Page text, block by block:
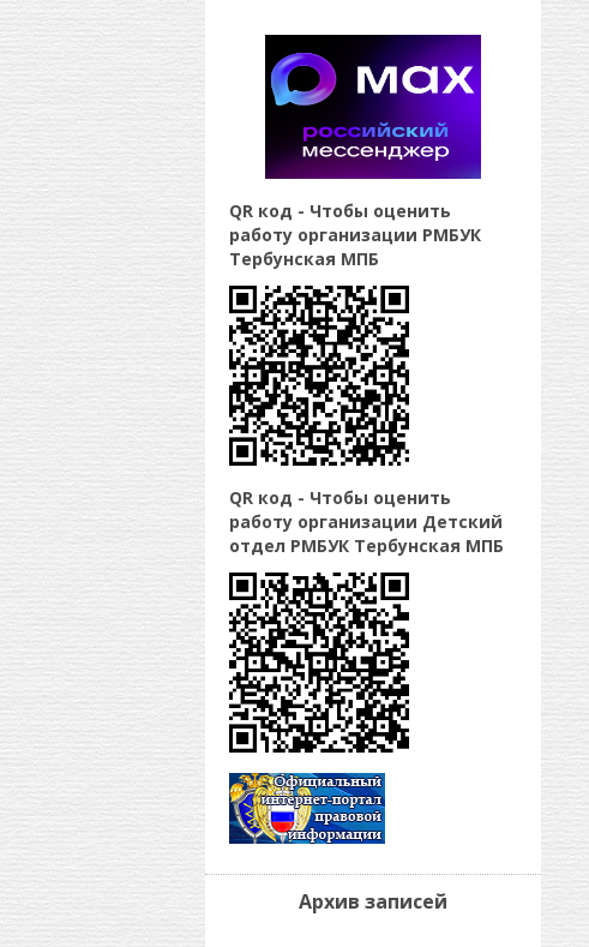
QR код - Чтобы оценить
работу организации РМБУК
Тербунская МПБ
QR код - Чтобы оценить
работу организации Детский
отдел РМБУК Тербунская МПБ
Архив записей